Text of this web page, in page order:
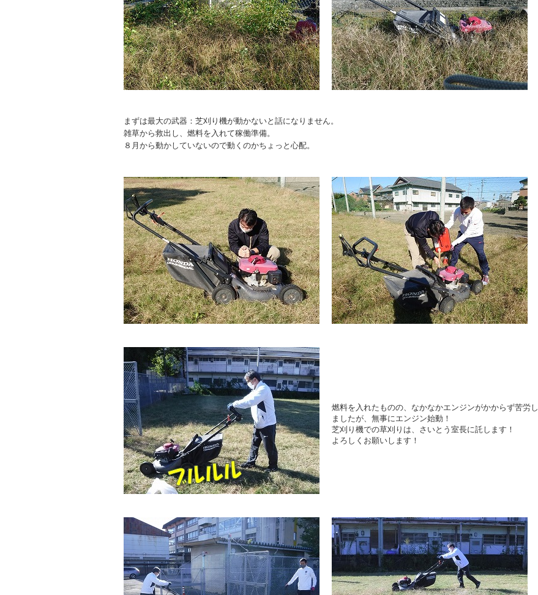
まずは最大の武器：芝刈り機が動かないと話になりません。
雑草から救出し、燃料を入れて稼働準備。
８月から動かしていないので動くのかちょっと心配。
燃料を入れたものの、なかなかエンジンがかからず苦労し
ましたが、無事にエンジン始動！
芝刈り機での草刈りは、さいとう室長に託します！
よろしくお願いします！